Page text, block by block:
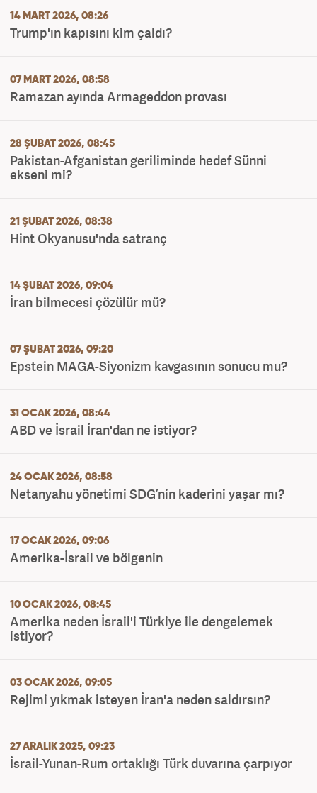
14 MART 2026, 08:26
Trump'ın kapısını kim çaldı?
07 MART 2026, 08:58
Ramazan ayında Armageddon provası
28 ŞUBAT 2026, 08:45
Pakistan-Afganistan geriliminde hedef Sünni
ekseni mi?
21 ŞUBAT 2026, 08:38
Hint Okyanusu'nda satranç
14 ŞUBAT 2026, 09:04
İran bilmecesi çözülür mü?
07 ŞUBAT 2026, 09:20
Epstein MAGA-Siyonizm kavgasının sonucu mu?
31 OCAK 2026, 08:44
ABD ve İsrail İran'dan ne istiyor?
24 OCAK 2026, 08:58
Netanyahu yönetimi SDG’nin kaderini yaşar mı?
17 OCAK 2026, 09:06
Amerika-İsrail ve bölgenin
10 OCAK 2026, 08:45
Amerika neden İsrail'i Türkiye ile dengelemek
istiyor?
03 OCAK 2026, 09:05
Rejimi yıkmak isteyen İran'a neden saldırsın?
27 ARALIK 2025, 09:23
İsrail-Yunan-Rum ortaklığı Türk duvarına çarpıyor